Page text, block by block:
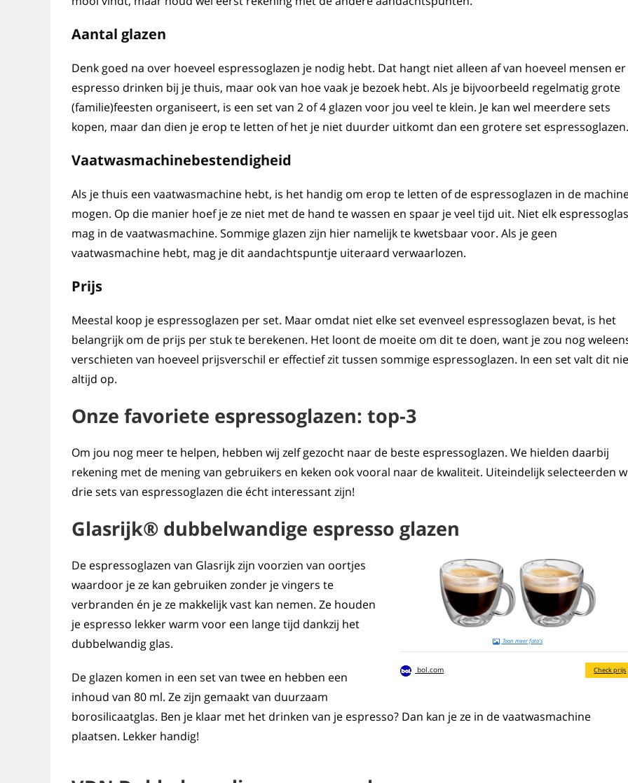
Aantal glazen
Denk goed na over hoeveel espressoglazen je nodig hebt. Dat hangt niet alleen af van hoeveel mensen er
espresso drinken bij je thuis, maar ook van hoe vaak je bezoek hebt. Als je bijvoorbeeld regelmatig grote
(familie)feesten organiseert, is een set van 2 of 4 glazen voor jou veel te klein. Je kan wel meerdere sets
kopen, maar dan dien je erop te letten of het je niet duurder uitkomt dan een grotere set espressoglazen.
Vaatwasmachinebestendigheid
Als je thuis een vaatwasmachine hebt, is het handig om erop te letten of de espressoglazen in de
mogen. Op die manier hoef je ze niet met de hand te wassen en spaar je veel tijd uit. Niet elk espressoglas
mag in de vaatwasmachine. Sommige glazen zijn hier namelijk te kwetsbaar voor. Als je geen
vaatwasmachine hebt, mag je dit aandachtspuntje uiteraard verwaarlozen.
Prijs
Meestal koop je espressoglazen per set. Maar omdat niet elke set evenveel espressoglazen bevat, is het
belangrijk om de prijs per stuk te berekenen. Het loont de moeite om dit te doen, want je zou nog
verschieten van hoeveel prijsverschil er effectief zit tussen sommige espressoglazen. In een set valt dit
altijd op.
Onze favoriete espressoglazen: top-3
Om jou nog meer te helpen, hebben wij zelf gezocht naar de beste espressoglazen. We hielden daarbij
rekening met de mening van gebruikers en keken ook vooral naar de kwaliteit. Uiteindelijk selecteerden
drie sets van espressoglazen die écht interessant zijn!
Glasrijk® dubbelwandige espresso glazen
Toon meer foto's
bol.com Check prijs
De espressoglazen van Glasrijk zijn voorzien van oortjes
waardoor je ze kan gebruiken zonder je vingers te
verbranden én je ze makkelijk vast kan nemen. Ze houden
je espresso lekker warm voor een lange tijd dankzij het
dubbelwandig glas.
De glazen komen in een set van twee en hebben een
inhoud van 80 ml. Ze zijn gemaakt van duurzaam
borosilicaatglas. Ben je klaar met het drinken van je espresso? Dan kan je ze in de vaatwasmachine
plaatsen. Lekker handig!